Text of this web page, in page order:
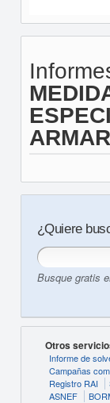
¿Quiere
Busque gratis
Otros
Informe de
Campañas
Registro RAI
ASNEF